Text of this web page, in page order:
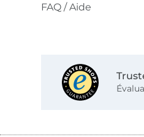
FAQ / Aide